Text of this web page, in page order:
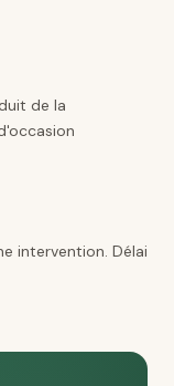
de la
intervention. Délai